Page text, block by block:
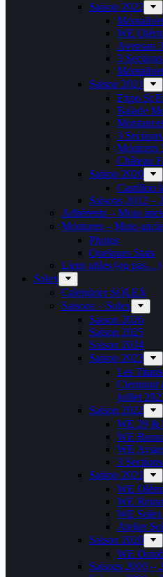
Saison 2022
WE
Avensan
3
Saison 2021
Expo St
Balade
3
Montrem
Château
Saison 2020
Castillon
Saisons 2012 –
Adhérents – Moto
Montures – Moto
Photos
Quelques Stats
Liens utiles (ou pas…)
Solex
Calendrier SOLEX
Saisons – Solex
Saison 2026
Saison 2025
Saison 2024
Saison 2023
Les
Clermont
juillet
Saison 2022
WE 29 &
WE
WE
3
Saison 2021
WE
WE
WE
Atelier
Saison 2020
WE
Saisons 2010 –